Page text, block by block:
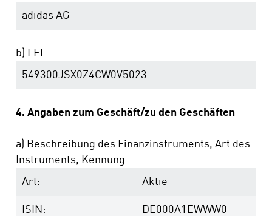
adidas AG
b) LEI
549300JSX0Z4CW0V5023
4. Angaben zum Geschäft/zu den Geschäften
a) Beschreibung des Finanzinstruments, Art des
Instruments, Kennung
Art:
Aktie
ISIN: DE000A1EWWW0